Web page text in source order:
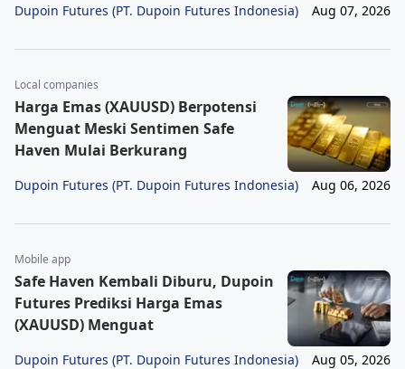
Dupoin Futures (PT. Dupoin Futures Indonesia) Aug 07, 2026
Local companies
Harga Emas (XAUUSD) Berpotensi
Menguat Meski Sentimen Safe
Haven Mulai Berkurang
Dupoin Futures (PT. Dupoin Futures Indonesia) Aug 06, 2026
Mobile app
Safe Haven Kembali Diburu, Dupoin
Futures Prediksi Harga Emas
(XAUUSD) Menguat
Dupoin Futures (PT. Dupoin Futures Indonesia) Aug 05, 2026